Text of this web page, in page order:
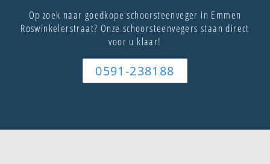
Op zoek naar goedkope schoorsteenveger in Emmen
Roswinkelerstraat? Onze schoorsteenvegers staan direct
voor u klaar!
0591-238188